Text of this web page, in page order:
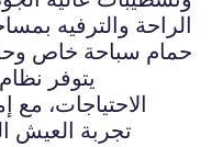
الراحة والترفيه
حمام سباحة خاص
يتوفر
الاحتياجات، مع
تجربة العيش